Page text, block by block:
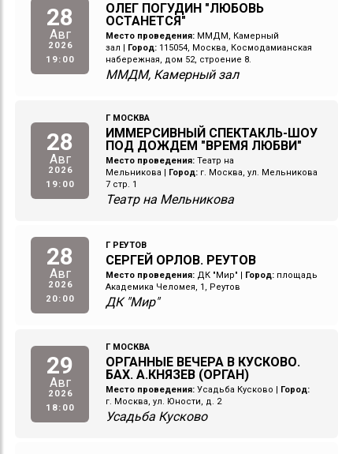
28
Авг
2026
19:00
ОЛЕГ ПОГУДИН "ЛЮБОВЬ
ОСТАНЕТСЯ"
Место проведения: ММДМ, Камерный
зал
Город: 115054, Москва, Космодамианская
набережная, дом 52, строение 8.
ММДМ, Камерный зал
28
Авг
2026
19:00
Г МОСКВА
ИММЕРСИВНЫЙ СПЕКТАКЛЬ-ШОУ
ПОД ДОЖДЕМ "ВРЕМЯ ЛЮБВИ"
Место проведения: Театр на
Мельникова
Город: г. Москва, ул. Мельникова
7 стр. 1
Театр на Мельникова
28
Авг
2026
20:00
Г РЕУТОВ
СЕРГЕЙ ОРЛОВ. РЕУТОВ
Место проведения: ДК "Мир" | Город: площадь
Академика Челомея, 1, Реутов
ДК "Мир"
29
Авг
2026
18:00
Г МОСКВА
ОРГАННЫЕ ВЕЧЕРА В КУСКОВО.
БАХ. А.КНЯЗЕВ (ОРГАН)
Место проведения: Усадьба Кусково
Город:
г. Москва, ул. Юности, д. 2
Усадьба Кусково